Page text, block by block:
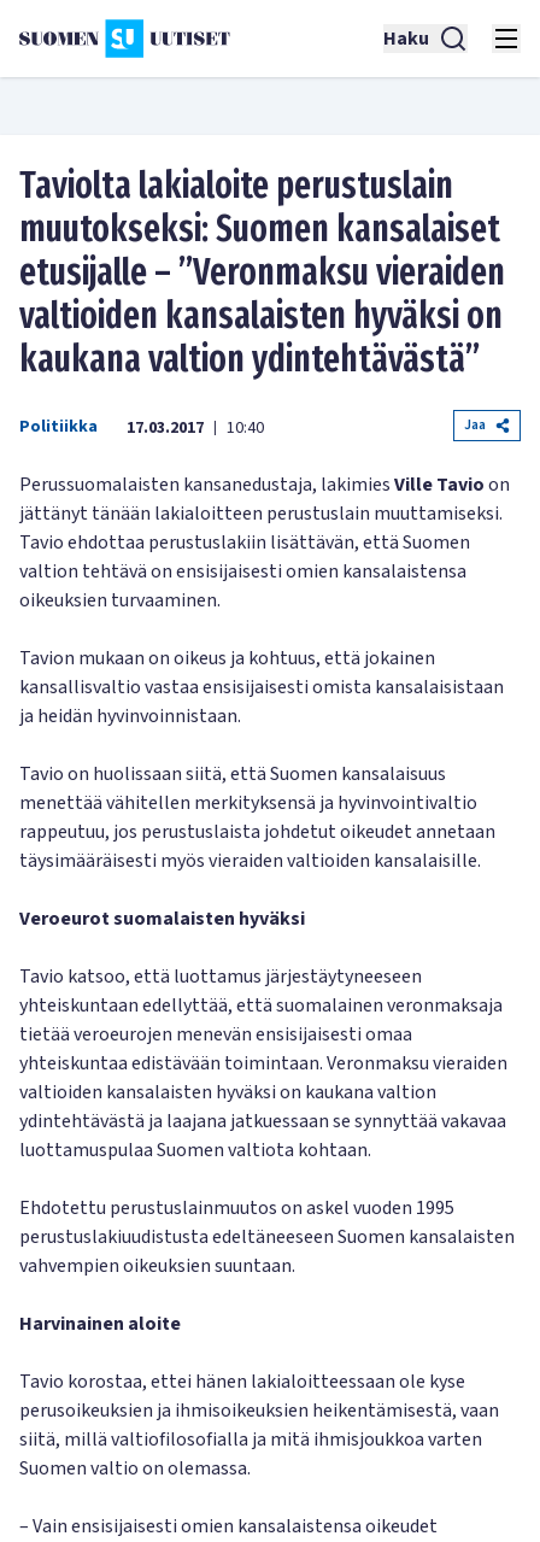
Haku
Taviolta lakialoite perustuslain
muutokseksi: Suomen kansalaiset
etusijalle – ”Veronmaksu vieraiden
valtioiden kansalaisten hyväksi on
kaukana valtion ydintehtävästä”
Politiikka 17.03.2017 | 10:40 Jaa
Perussuomalaisten kansanedustaja, lakimiesVille Tavioon
jättänyt tänään lakialoitteen perustuslain muuttamiseksi.
Tavio ehdottaa perustuslakiin lisättävän, että Suomen
valtion tehtävä on ensisijaisesti omien kansalaistensa
oikeuksien turvaaminen.
Tavion mukaan on oikeus ja kohtuus, että jokainen
kansallisvaltio vastaa ensisijaisesti omista kansalaisistaan
ja heidän hyvinvoinnistaan.
Tavio on huolissaan siitä, että Suomen kansalaisuus
menettää vähitellen merkityksensä ja hyvinvointivaltio
rappeutuu, jos perustuslaista johdetut oikeudet annetaan
täysimääräisesti myös vieraiden valtioiden kansalaisille.
Veroeurot suomalaisten hyväksi
Tavio katsoo, että luottamus järjestäytyneeseen
yhteiskuntaan edellyttää, että suomalainen veronmaksaja
tietää veroeurojen menevän ensisijaisesti omaa
yhteiskuntaa edistävään toimintaan. Veronmaksu vieraiden
valtioiden kansalaisten hyväksi on kaukana valtion
ydintehtävästä ja laajana jatkuessaan se synnyttää vakavaa
luottamuspulaa Suomen valtiota kohtaan.
Ehdotettu perustuslainmuutos on askel vuoden 1995
perustuslakiuudistusta edeltäneeseen Suomen kansalaisten
vahvempien oikeuksien suuntaan.
Harvinainen aloite
Tavio korostaa, ettei hänen lakialoitteessaan ole kyse
perusoikeuksien ja ihmisoikeuksien heikentämisestä, vaan
siitä, millä valtiofilosofialla ja mitä ihmisjoukkoa varten
Suomen valtio on olemassa.
– Vain ensisijaisesti omien kansalaistensa oikeudet